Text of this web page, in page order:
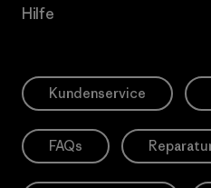
Hilfe
Kundenservice
FAQs